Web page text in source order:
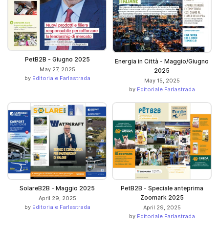
PetB2B - Giugno 2025
May 27, 2025
by Editoriale Farlastrada
Energia in Città - Maggio/Giugno
2025
May 15, 2025
by Editoriale Farlastrada
SolareB2B - Maggio 2025
April 29, 2025
by Editoriale Farlastrada
PetB2B - Speciale anteprima
Zoomark 2025
April 29, 2025
by Editoriale Farlastrada